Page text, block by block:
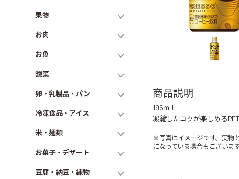
果物
お肉
お魚
惣菜
卵・乳製品・パン
冷凍食品・アイス
米・麺類
お菓子・デザート
豆腐・納豆・練物
商品説明
195ｍｌ
凝縮したコクが楽しめる
※写真はイメージです。実物
になっている場合もございま